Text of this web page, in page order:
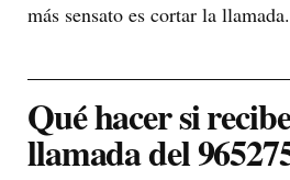
más sensato es cortar la llamada.
Qué hacer si
llamada del